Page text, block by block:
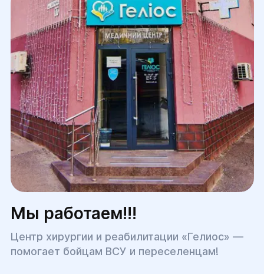
бесплодия.
Мы работаем!!!
Центр хирургии и реабилитации «Гелиос» —
помогает бойцам ВСУ и переселенцам!